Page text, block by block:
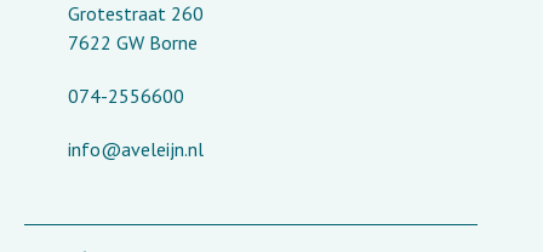
Grotestraat 260
7622 GW Borne
074-2556600
info@aveleijn.nl